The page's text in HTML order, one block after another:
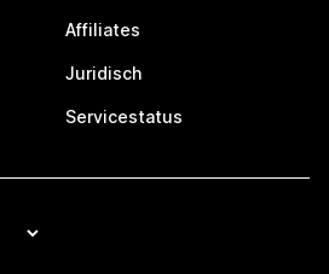
Affiliates
Juridisch
Servicestatus